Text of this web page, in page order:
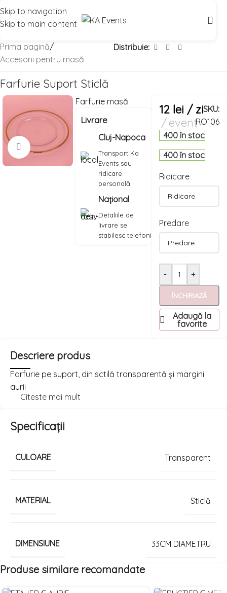
Skip to navigation
Skip to main content
Prima pagină/
Accesorii pentru masă
Distribuie:
Farfurie Suport Sticlă
Mărește imaginea
Farfurie masă
Livrare
Cluj-Napoca
Transport Ka
Events sau
ridicare
personală
Național
Detaliile de
livrare se
stabilesc telefonic
12 lei / zi
event
SKU:
RO106
400 în stoc
400 în stoc
Ridicare
Predare
- +
ÎNCHIRIAZĂ
Adaugă la
favorite
Descriere produs
Farfurie pe suport, din sctilă transparentă și margini
aurii
Citeste mai mult
Specificații
CULOARE Transparent
MATERIAL Sticlă
DIMENSIUNE 33CM DIAMETRU
Produse similare recomandate